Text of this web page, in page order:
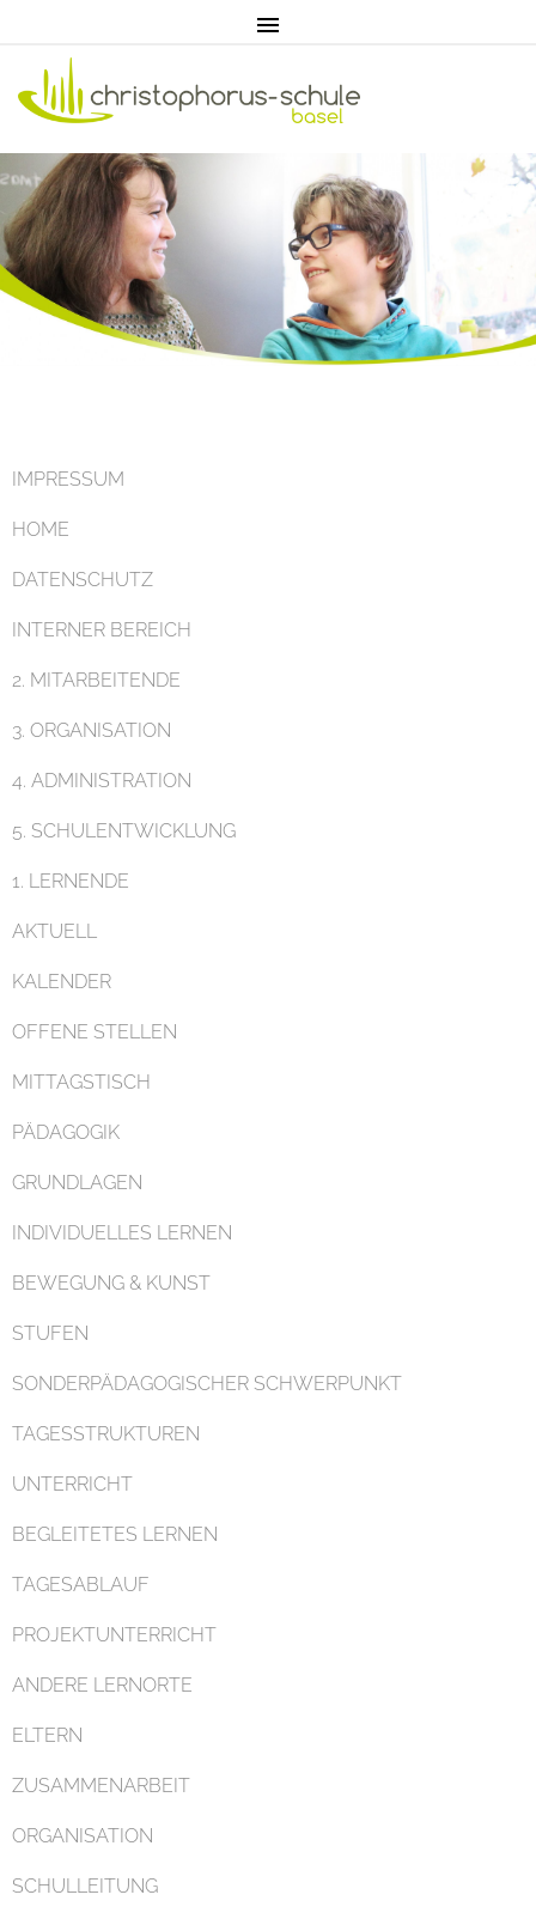
Home
IMPRESSUM
HOME
DATENSCHUTZ
INTERNER BEREICH
2. MITARBEITENDE
3. ORGANISATION
4. ADMINISTRATION
5. SCHULENTWICKLUNG
1. LERNENDE
AKTUELL
KALENDER
OFFENE STELLEN
MITTAGSTISCH
PÄDAGOGIK
GRUNDLAGEN
INDIVIDUELLES LERNEN
BEWEGUNG & KUNST
STUFEN
SONDERPÄDAGOGISCHER SCHWERPUNKT
TAGESSTRUKTUREN
UNTERRICHT
BEGLEITETES LERNEN
TAGESABLAUF
PROJEKTUNTERRICHT
ANDERE LERNORTE
ELTERN
ZUSAMMENARBEIT
ORGANISATION
SCHULLEITUNG